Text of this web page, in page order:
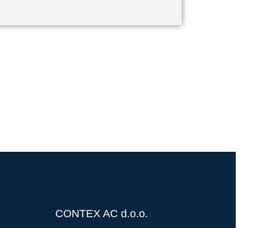
CONTEX AC d.o.o.